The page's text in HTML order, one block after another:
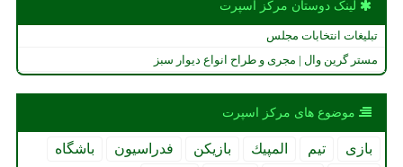
لینک دوستان مركز اسپرت
تبلیغات انتخابات مجلس
مستر گرین وال | مجری و طراح انواع دیوار سبز
موضوع های مركز اسپرت
بازی تیم المپیك بازیكن فدراسیون
باشگاه